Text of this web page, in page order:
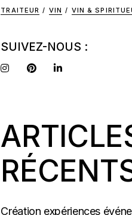
TRAITEUR
VIN VIN &
SUIVEZ-NOUS :
Création expériences